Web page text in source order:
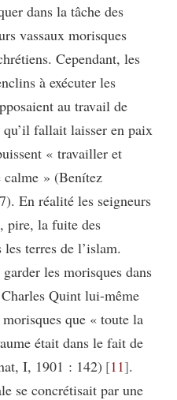
dans la tâche des
vassaux morisques
Cependant, les
à exécuter les
au travail de
fallait laisser en paix
« travailler et
calme » (Benítez
En réalité les seigneurs
pire, la fuite des
terres de l’islam.
les morisques dans
Quint lui-même
que « toute la
était dans le fait de
I, 1901 : 142) 11 .
se concrétisait par une